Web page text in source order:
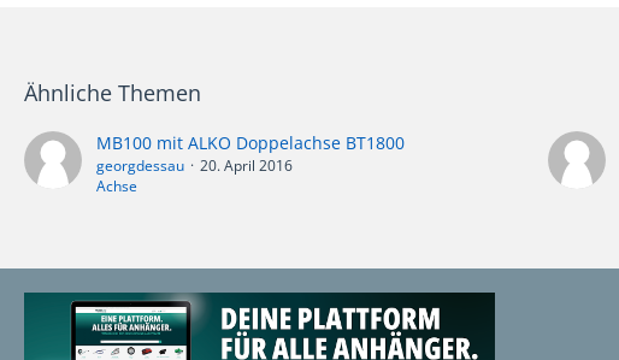
Ähnliche Themen
MB100 mit ALKO Doppelachse BT1800
georgdessau
20. April 2016
Achse